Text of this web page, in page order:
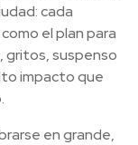
cada
el plan para
gritos, suspenso
impacto que
en grande,